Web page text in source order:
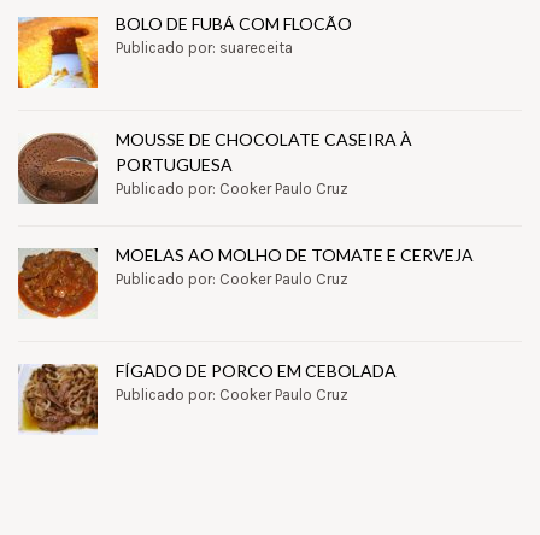
BOLO DE FUBÁ COM FLOCÃO
Publicado por: suareceita
MOUSSE DE CHOCOLATE CASEIRA À
PORTUGUESA
Publicado por: Cooker Paulo Cruz
MOELAS AO MOLHO DE TOMATE E CERVEJA
Publicado por: Cooker Paulo Cruz
FÍGADO DE PORCO EM CEBOLADA
Publicado por: Cooker Paulo Cruz